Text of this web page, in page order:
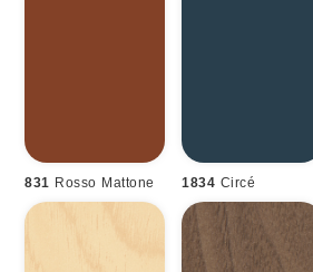
831 Rosso Mattone 1834 Circé